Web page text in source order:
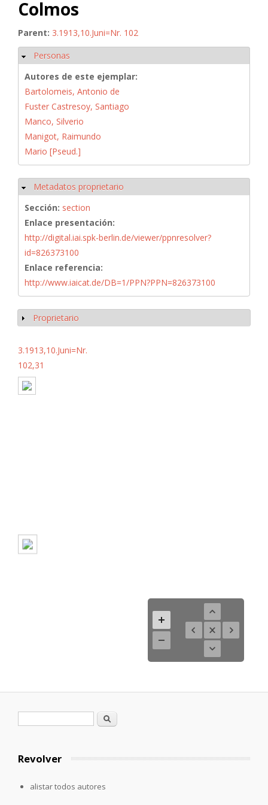
Colmos
Parent: 3.1913,10.Juni=Nr. 102
Ocultar
Personas
Autores de este ejemplar:
Bartolomeis, Antonio de
Fuster Castresoy, Santiago
Manco, Silverio
Manigot, Raimundo
Mario [Pseud.]
Ocultar
Metadatos proprietario
Sección: section
Enlace presentación:
http://digital.iai.spk-berlin.de/viewer/ppnresolver?
id=826373100
Enlace referencia:
http://www.iaicat.de/DB=1/PPN?PPN=826373100
Mostrar
Proprietario
3.1913,10.Juni=Nr.
102,31
Formulario de búsqueda
Buscar
Revolver
alistar todos autores